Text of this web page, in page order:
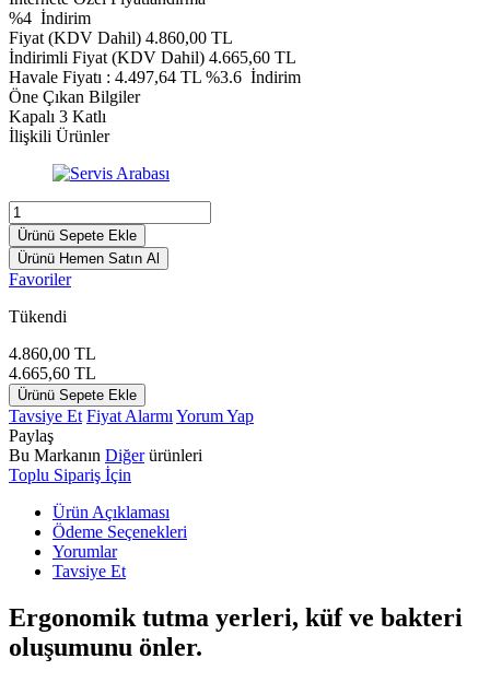
%4 İndirim
Fiyat (KDV Dahil) 4.860,00 TL
İndirimli Fiyat (KDV Dahil) 4.665,60 TL
Havale Fiyatı : 4.497,64 TL %3.6 İndirim
Öne Çıkan Bilgiler
Kapalı 3 Katlı
İlişkili Ürünler
Ürünü Sepete Ekle
Ürünü Hemen Satın Al
Favoriler
Tükendi
4.860,00 TL
4.665,60 TL
Ürünü Sepete Ekle
Tavsiye Et Fiyat Alarmı Yorum Yap
Paylaş
Bu Markanın Diğerürünleri
Toplu Sipariş İçin
Ürün Açıklaması
Ödeme Seçenekleri
Yorumlar
Tavsiye Et
Ergonomik tutma yerleri, küf ve bakteri
oluşumunu önler.